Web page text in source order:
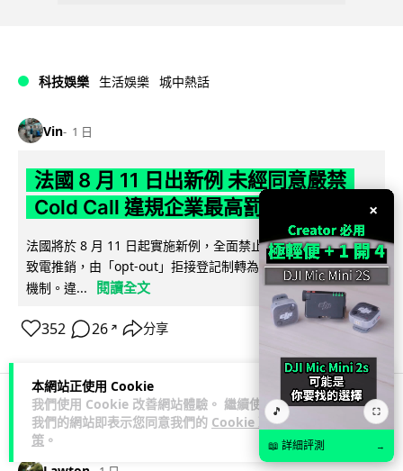
本網站正使用 Cookie
我們使用 Cookie 改善網站體驗。 繼續使用
我們的網站即表示您同意我們的 Cookie 政
策 。
科技娛樂 生活娛樂 城中熱話
Vin 1 日
法國 8 月 11 日出新例 未經同意嚴禁
Cold Call 違規企業最高罰 345 萬
法國將於 8 月 11 日起實施新例，全面禁止企業未經消費者同意
致電推銷，由「opt-out」拒接登記制轉為「opt-in」先徵同意
機制。違...
閱讀全文
352 26 ↗ 分享
人工智能
×
🎵 ⛶
📖 詳細評測 →